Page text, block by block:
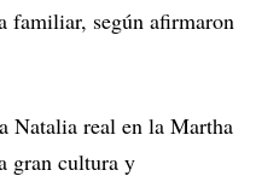
familiar, según afirmaron
Natalia real en la Martha
gran cultura y